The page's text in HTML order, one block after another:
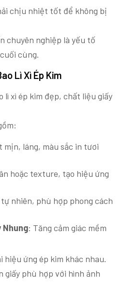
chịu nhiệt tốt để không bị
chuyên nghiệp là yếu tố
cùng.
Lì Xì Ép Kim
lì xì ép kim đẹp, chất liệu giấy
mịn, láng, màu sắc in tươi
hoặc texture, tạo hiệu ứng
tự nhiên, phù hợp phong cách
Nhung: Tăng cảm giác mềm
hiệu ứng ép kim khác nhau.
giấy phù hợp với hình ảnh